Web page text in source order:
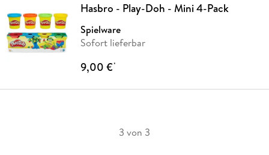
Hasbro - Play-Doh - Mini 4-Pack
Spielware
Sofort lieferbar
9,00 €*
3 von 3